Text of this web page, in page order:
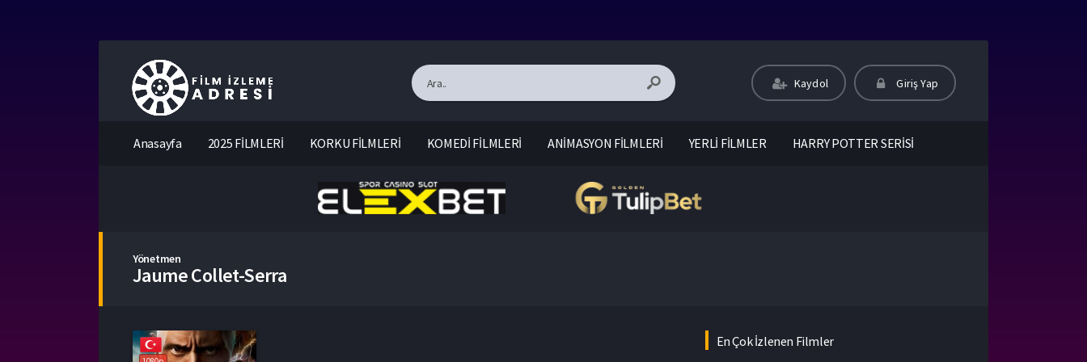
Kaydol Giriş Yap
Anasayfa 2025 FİLMLERİ KORKU FİLMLERİ KOMEDİ FİLMLERİ ANİMASYON FİLMLERİ YERLİ FİLMLER HARRY POTTER SERİSİ
Yönetmen
Jaume Collet-Serra
En Çok İzlenen Filmler